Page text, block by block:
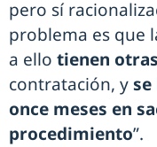
pero sí
problema es que
a ello tienen
contratación, y
once meses en
procedimiento”.